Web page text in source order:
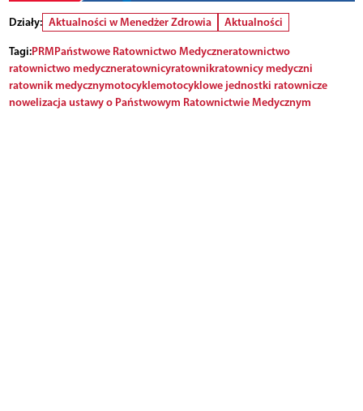
Działy: Aktualności w Menedżer Zdrowia
Aktualności
Tagi:PRMPaństwowe Ratownictwo Medyczneratownictwo
ratownictwo medyczneratownicyratownikratownicy medyczni
ratownik medycznymotocyklemotocyklowe jednostki ratownicze
nowelizacja ustawy o Państwowym Ratownictwie Medycznym